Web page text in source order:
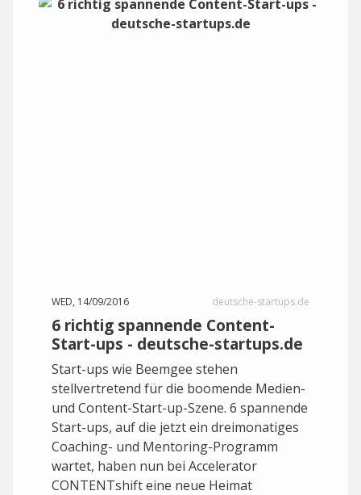
WED, 14/09/2016 deutsche-startups.de
6 richtig spannende Content-
Start-ups - deutsche-startups.de
Start-ups wie Beemgee stehen
stellvertretend für die boomende Medien-
und Content-Start-up-Szene. 6 spannende
Start-ups, auf die jetzt ein dreimonatiges
Coaching- und Mentoring-Programm
wartet, haben nun bei Accelerator
CONTENTshift eine neue Heimat